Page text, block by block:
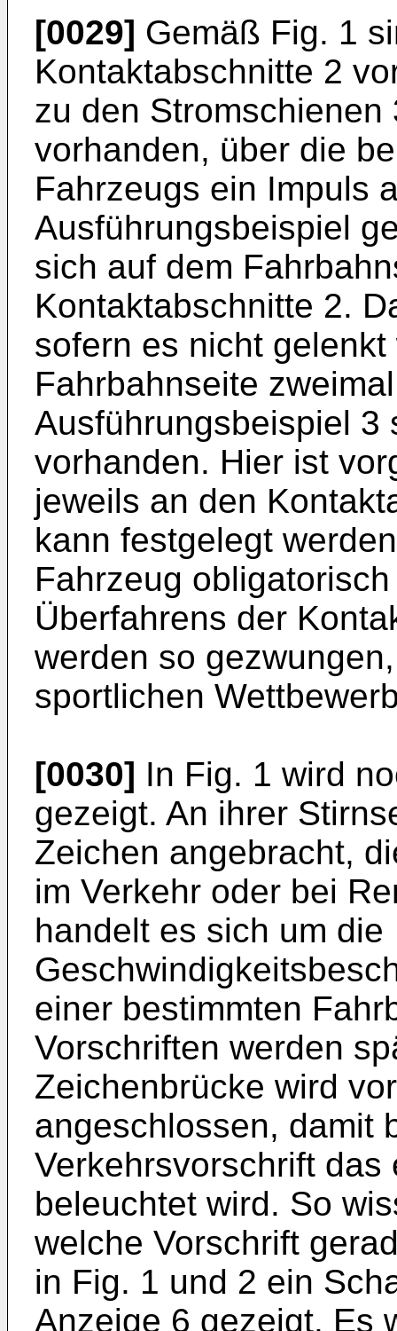
[0029] Gemäß Fig. 1
Kontaktabschnitte 2
zu den
vorhanden, über die
Fahrzeugs ein Impuls
Ausführungsbeispiel
sich auf dem
Kontaktabschnitte 2.
sofern es nicht
Fahrbahnseite
Ausführungsbeispiel 3
vorhanden. Hier ist
jeweils an den
kann festgelegt
Fahrzeug
Überfahrens der
werden so
sportlichen
[0030] In Fig. 1 wird
gezeigt. An ihrer
Zeichen angebracht,
im Verkehr oder bei
handelt es sich um die
einer bestimmten
Vorschriften werden
Zeichenbrücke wird
angeschlossen, damit
Verkehrsvorschrift
beleuchtet wird. So
welche Vorschrift
in Fig. 1 und 2 ein
Anzeige 6 gezeigt. Es